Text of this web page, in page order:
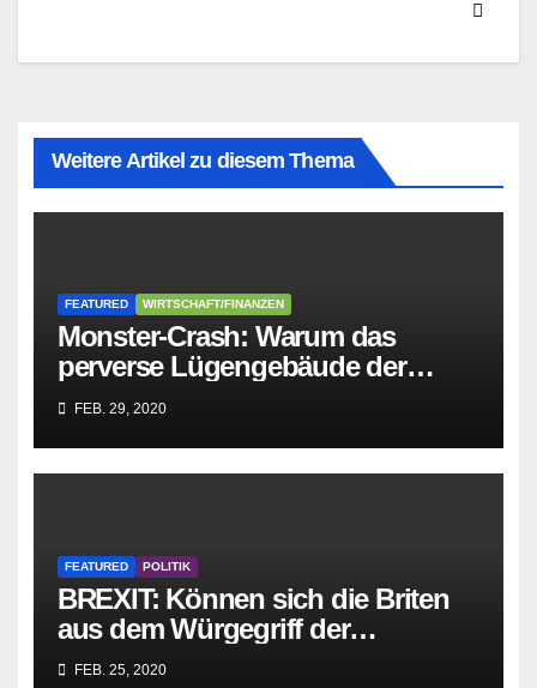
Weitere Artikel zu diesem Thema
FEATURED WIRTSCHAFT/FINANZEN
Monster-Crash: Warum das
perverse Lügengebäude der
Sozialisten in sich
zusammenbricht!
FEB. 29, 2020
FEATURED POLITIK
BREXIT: Können sich die Briten
aus dem Würgegriff der
parasitären EU-Mafia befreien?
FEB. 25, 2020